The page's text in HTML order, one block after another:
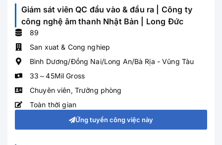
Giám sát viên QC đầu vào & đầu ra | Công ty
công nghệ âm thanh Nhật Bản | Long Đức
89
San xuat & Cong nghiep
Bình Dương/Đồng Nai/Long An/Bà Rịa - Vũng Tàu
33～45Mil Gross
Chuyên viên, Trưởng phòng
Toàn thời gian
Ứng tuyển công việc này